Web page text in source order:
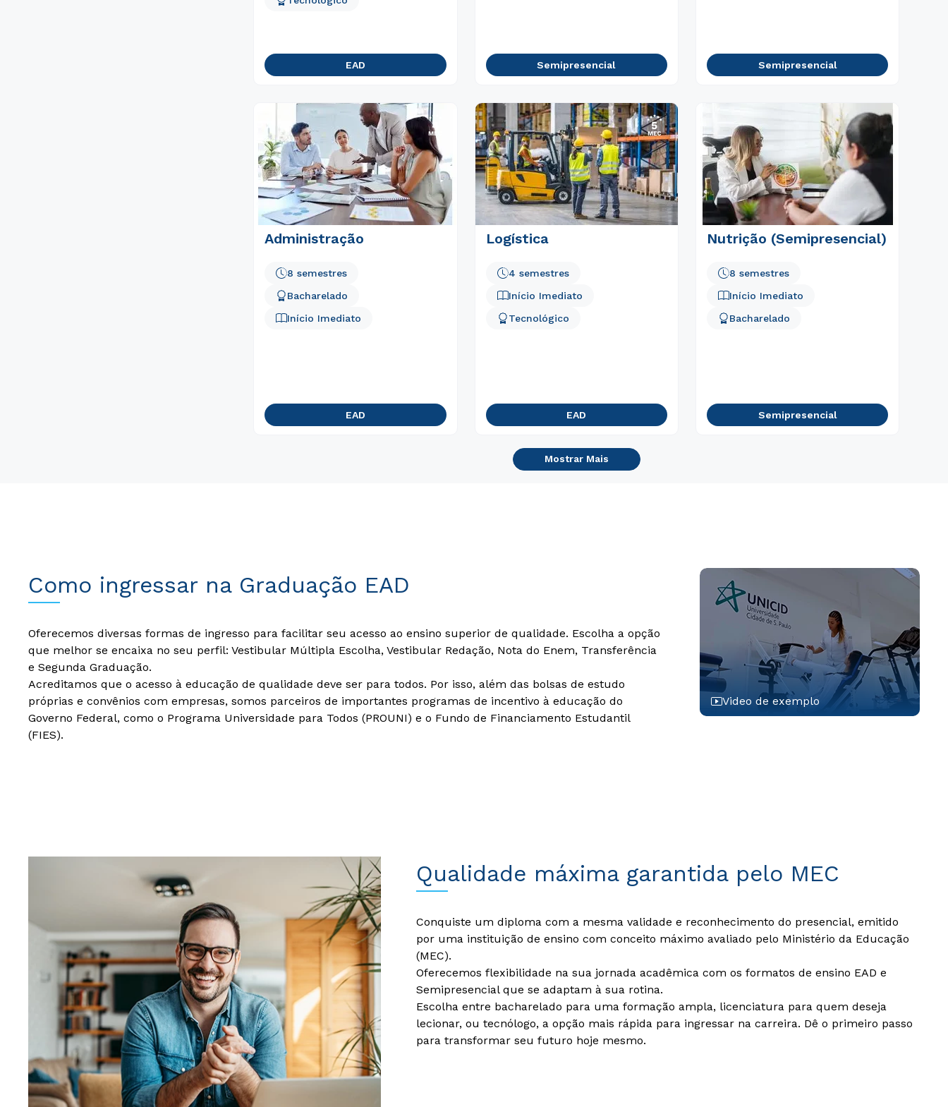
EAD Semipresencial Semipresencial
Administração
Bacharelado
8 semestres
Início Imediato
EAD
Logística
Início Imediato
4 semestres
Tecnológico
EAD
Nutrição (Semipresencial)
Início Imediato
Bacharelado
8 semestres
Semipresencial
Mostrar Mais
Como ingressar na Graduação EAD
Video de exemplo
Oferecemos diversas formas de ingresso para facilitar seu acesso ao ensino superior de qualidade. Escolha a opção
que melhor se encaixa no seu perfil: Vestibular Múltipla Escolha, Vestibular Redação, Nota do Enem, Transferência
e Segunda Graduação.
Acreditamos que o acesso à educação de qualidade deve ser para todos. Por isso, além das bolsas de estudo
próprias e convênios com empresas, somos parceiros de importantes programas de incentivo à educação do
Governo Federal, como o Programa Universidade para Todos (PROUNI) e o Fundo de Financiamento Estudantil
(FIES).
Qualidade máxima garantida pelo MEC
Conquiste um diploma com a mesma validade e reconhecimento do presencial, emitido
por uma instituição de ensino com conceito máximo avaliado pelo Ministério da Educação
(MEC).
Oferecemos flexibilidade na sua jornada acadêmica com os formatos de ensino EAD e
Semipresencial que se adaptam à sua rotina.
Escolha entre bacharelado para uma formação ampla, licenciatura para quem deseja
lecionar, ou tecnólogo, a opção mais rápida para ingressar na carreira. Dê o primeiro passo
para transformar seu futuro hoje mesmo.
ou
Estou de acordo com a Política de Privacidade.e
autorizo que meus dados sejam utilizados para o